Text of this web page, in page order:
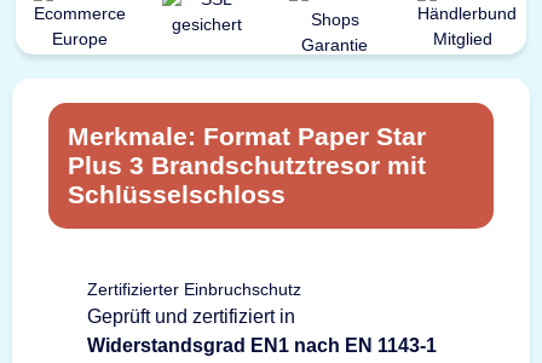
Merkmale: Format Paper Star
Plus 3 Brandschutztresor mit
Schlüsselschloss
Zertifizierter Einbruchschutz
Geprüft und zertifiziert in
Widerstandsgrad EN1 nach EN 1143-1